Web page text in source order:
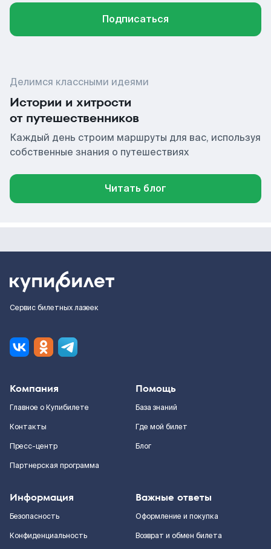
Подписаться
Делимся классными идеями
Истории и хитрости
от путешественников
Каждый день строим маршруты для вас, используя
собственные знания о путешествиях
Читать блог
Сервис билетных лазеек
Компания
Главное о Купибилете
Контакты
Пресс-центр
Партнерская программа
Помощь
База знаний
Где мой билет
Блог
Информация
Безопасность
Конфиденциальность
Важные ответы
Оформление и покупка
Возврат и обмен билета